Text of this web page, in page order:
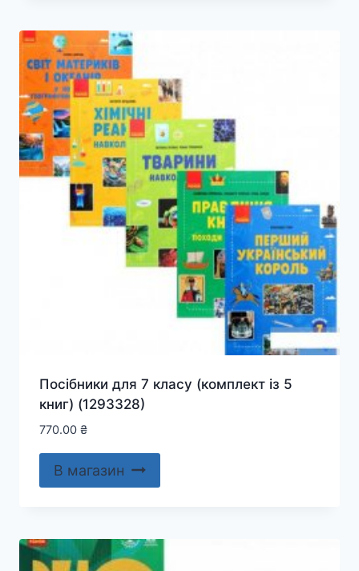
Посібники для 7 класу (комплект із 5
книг) (1293328)
770.00 ₴
В магазин